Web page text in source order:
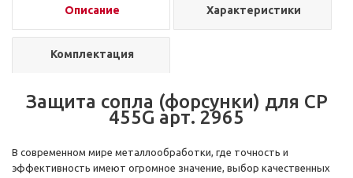
Описание Характеристики
Комплектация
Защита сопла (форсунки) для CP
455G арт. 2965
В современном мире металлообработки, где точность и
эффективность имеют огромное значение, выбор качественных